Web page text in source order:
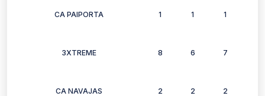
CA PAIPORTA 1 1 1
3XTREME 8 6 7
CA NAVAJAS 2 2 2